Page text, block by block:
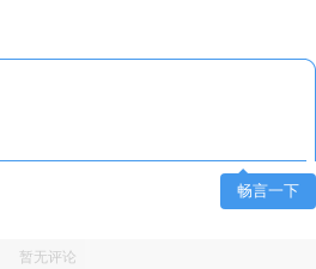
畅言一下
暂无评论